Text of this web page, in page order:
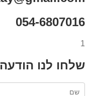
054-6807016
1
שלחו לנו הודעה